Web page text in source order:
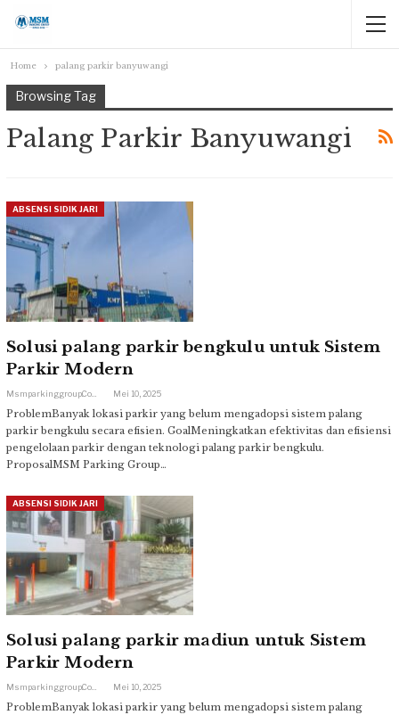
Home palang parkir banyuwangi
Browsing Tag
Palang Parkir Banyuwangi
ABSENSI SIDIK JARI
Solusi palang parkir bengkulu untuk Sistem
Parkir Modern
Mei 10, 2025
ProblemBanyak lokasi parkir yang belum mengadopsi sistem palang
parkir bengkulu secara efisien. GoalMeningkatkan efektivitas dan efisiensi
pengelolaan parkir dengan teknologi palang parkir bengkulu.
ProposalMSM Parking Group…
ABSENSI SIDIK JARI
Solusi palang parkir madiun untuk Sistem
Parkir Modern
Mei 10, 2025
ProblemBanyak lokasi parkir yang belum mengadopsi sistem palang